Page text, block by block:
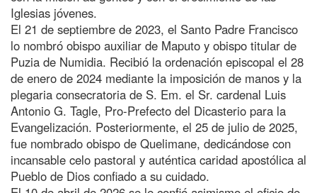
Iglesias jóvenes.
El 21 de septiembre de 2023, el Santo Padre Francisco
lo nombró obispo auxiliar de Maputo y obispo titular de
Puzia de Numidia. Recibió la ordenación episcopal el 28
de enero de 2024 mediante la imposición de manos y la
plegaria consecratoria de S. Em. el Sr. cardenal Luis
Antonio G. Tagle, Pro-Prefecto del Dicasterio para la
Evangelización. Posteriormente, el 25 de julio de 2025,
fue nombrado obispo de Quelimane, dedicándose con
incansable celo pastoral y auténtica caridad apostólica al
Pueblo de Dios confiado a su cuidado.